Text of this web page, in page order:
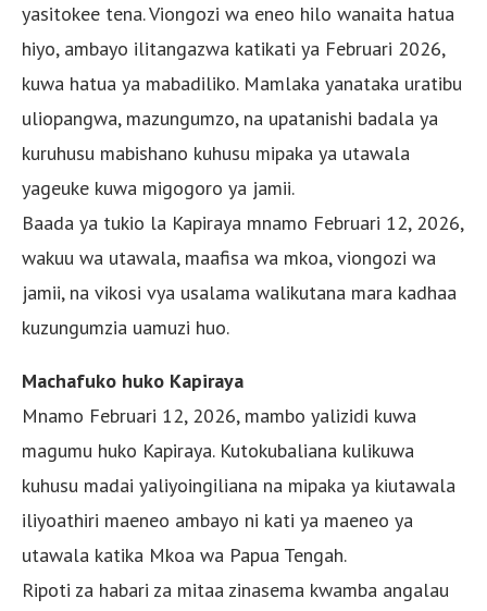
yasitokee tena. Viongozi wa eneo hilo wanaita hatua
hiyo, ambayo ilitangazwa katikati ya Februari 2026,
kuwa hatua ya mabadiliko. Mamlaka yanataka uratibu
uliopangwa, mazungumzo, na upatanishi badala ya
kuruhusu mabishano kuhusu mipaka ya utawala
yageuke kuwa migogoro ya jamii.
Baada ya tukio la Kapiraya mnamo Februari 12, 2026,
wakuu wa utawala, maafisa wa mkoa, viongozi wa
jamii, na vikosi vya usalama walikutana mara kadhaa
kuzungumzia uamuzi huo.
Machafuko huko Kapiraya
Mnamo Februari 12, 2026, mambo yalizidi kuwa
magumu huko Kapiraya. Kutokubaliana kulikuwa
kuhusu madai yaliyoingiliana na mipaka ya kiutawala
iliyoathiri maeneo ambayo ni kati ya maeneo ya
utawala katika Mkoa wa Papua Tengah.
Ripoti za habari za mitaa zinasema kwamba angalau